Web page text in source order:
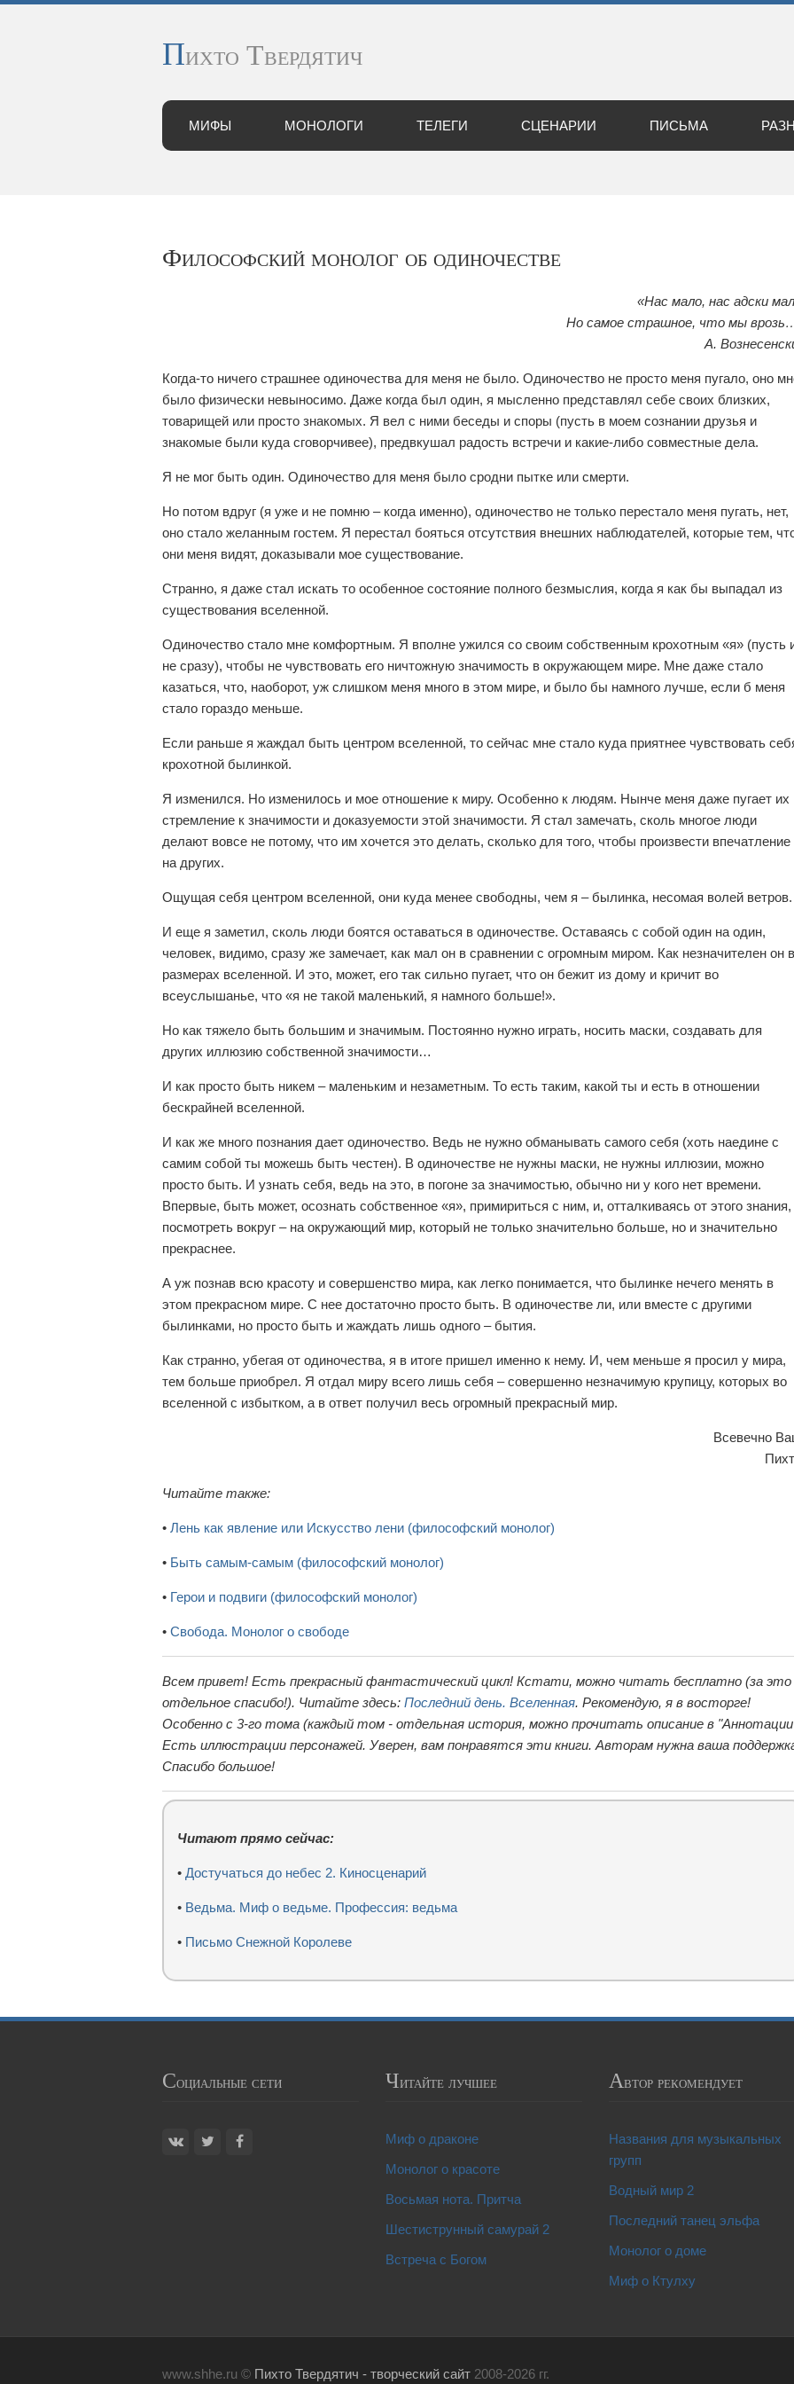
Пихто Твердятич
МИФЫ МОНОЛОГИ ТЕЛЕГИ СЦЕНАРИИ ПИСЬМА
Философский монолог об одиночестве
«Нас мало, нас адски
Но самое страшное, что мы
А.
Когда-то ничего страшнее одиночества для меня не было. Одиночество не просто меня пугало, оно
было физически невыносимо. Даже когда был один, я мысленно представлял себе своих близких,
товарищей или просто знакомых. Я вел с ними беседы и споры (пусть в моем сознании друзья и
знакомые были куда сговорчивее), предвкушал радость встречи и какие-либо совместные дела.
Я не мог быть один. Одиночество для меня было сродни пытке или смерти.
Но потом вдруг (я уже и не помню – когда именно), одиночество не только перестало меня пугать, нет,
оно стало желанным гостем. Я перестал бояться отсутствия внешних наблюдателей, которые тем,
они меня видят, доказывали мое существование.
Странно, я даже стал искать то особенное состояние полного безмыслия, когда я как бы выпадал из
существования вселенной.
Одиночество стало мне комфортным. Я вполне ужился со своим собственным крохотным «я» (пусть
не сразу), чтобы не чувствовать его ничтожную значимость в окружающем мире. Мне даже стало
казаться, что, наоборот, уж слишком меня много в этом мире, и было бы намного лучше, если б меня
стало гораздо меньше.
Если раньше я жаждал быть центром вселенной, то сейчас мне стало куда приятнее чувствовать
крохотной былинкой.
Я изменился. Но изменилось и мое отношение к миру. Особенно к людям. Нынче меня даже пугает их
стремление к значимости и доказуемости этой значимости. Я стал замечать, сколь многое люди
делают вовсе не потому, что им хочется это делать, сколько для того, чтобы произвести впечатление
на других.
Ощущая себя центром вселенной, они куда менее свободны, чем я – былинка, несомая волей ветров.
И еще я заметил, сколь люди боятся оставаться в одиночестве. Оставаясь с собой один на один,
человек, видимо, сразу же замечает, как мал он в сравнении с огромным миром. Как незначителен он в
размерах вселенной. И это, может, его так сильно пугает, что он бежит из дому и кричит во
всеуслышанье, что «я не такой маленький, я намного больше!».
Но как тяжело быть большим и значимым. Постоянно нужно играть, носить маски, создавать для
других иллюзию собственной значимости…
И как просто быть никем – маленьким и незаметным. То есть таким, какой ты и есть в отношении
бескрайней вселенной.
И как же много познания дает одиночество. Ведь не нужно обманывать самого себя (хоть наедине с
самим собой ты можешь быть честен). В одиночестве не нужны маски, не нужны иллюзии, можно
просто быть. И узнать себя, ведь на это, в погоне за значимостью, обычно ни у кого нет времени.
Впервые, быть может, осознать собственное «я», примириться с ним, и, отталкиваясь от этого знания,
посмотреть вокруг – на окружающий мир, который не только значительно больше, но и значительно
прекраснее.
А уж познав всю красоту и совершенство мира, как легко понимается, что былинке нечего менять в
этом прекрасном мире. С нее достаточно просто быть. В одиночестве ли, или вместе с другими
былинками, но просто быть и жаждать лишь одного – бытия.
Как странно, убегая от одиночества, я в итоге пришел именно к нему. И, чем меньше я просил у мира,
тем больше приобрел. Я отдал миру всего лишь себя – совершенно незначимую крупицу, которых во
вселенной с избытком, а в ответ получил весь огромный прекрасный мир.
Всевечно
Читайте также:
• Лень как явление или Искусство лени (философский монолог)
• Быть самым-самым (философский монолог)
• Герои и подвиги (философский монолог)
• Свобода. Монолог о свободе
Всем привет! Есть прекрасный фантастический цикл! Кстати, можно читать бесплатно (за это
отдельное спасибо!). Читайте здесь: Последний день. Вселенная. Рекомендую, я в восторге!
Особенно с 3-го тома (каждый том - отдельная история, можно прочитать описание в
Есть иллюстрации персонажей. Уверен, вам понравятся эти книги. Авторам нужна ваша
Спасибо большое!
Читают прямо сейчас:
• Достучаться до небес 2. Киносценарий
• Ведьма. Миф о ведьме. Профессия: ведьма
• Письмо Снежной Королеве
Социальные сети Читайте лучшее
Миф о драконе
Монолог о красоте
Восьмая нота. Притча
Шестиструнный самурай 2
Встреча с Богом
Автор рекомендует
Названия для музыкальных
групп
Водный мир 2
Последний танец эльфа
Монолог о доме
Миф о Ктулху
www.shhe.ru © Пихто Твердятич - творческий сайт 2008-2026 гг.